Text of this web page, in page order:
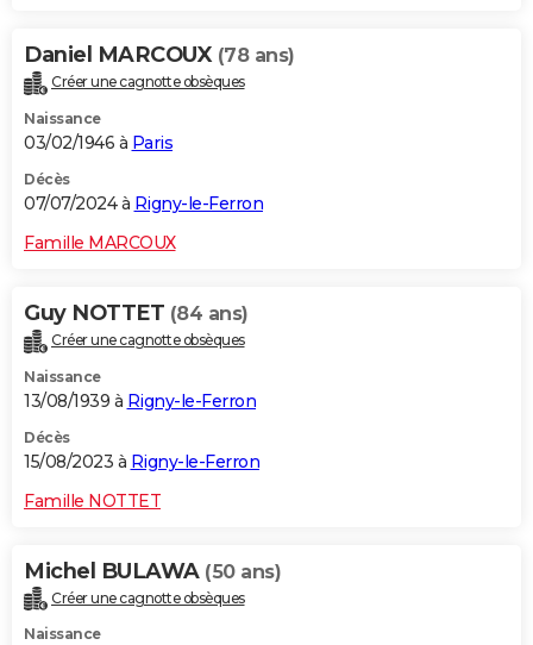
Daniel MARCOUX (78 ans)
Créer une cagnotte obsèques
Naissance
03/02/1946 à Paris
Décès
07/07/2024 à Rigny-le-Ferron
Famille MARCOUX
Guy NOTTET (84 ans)
Créer une cagnotte obsèques
Naissance
13/08/1939 à Rigny-le-Ferron
Décès
15/08/2023 à Rigny-le-Ferron
Famille NOTTET
Michel BULAWA (50 ans)
Créer une cagnotte obsèques
Naissance